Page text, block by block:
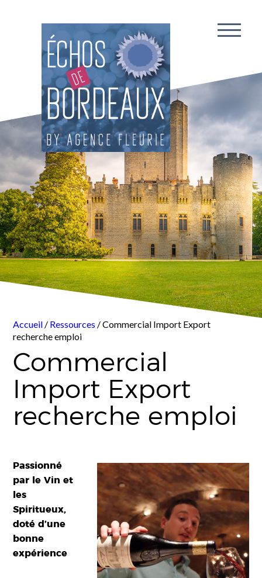
Accueil / Ressources / Commercial Import Export
recherche emploi
Commercial
Import Export
recherche emploi
Passionné
par le Vin et
les
Spiritueux,
doté d’une
bonne
expérience